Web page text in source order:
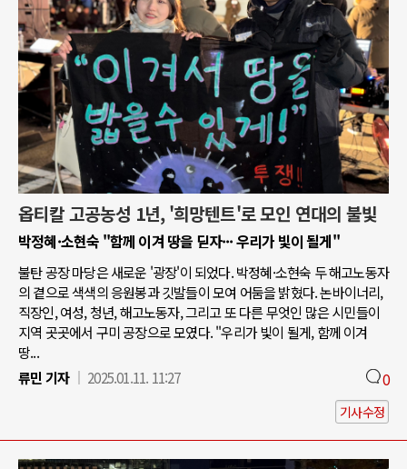
옵티칼 고공농성 1년, '희망텐트'로 모인 연대의 불빛
박정혜·소현숙 "함께 이겨 땅을 딛자··· 우리가 빛이 될게"
불탄 공장 마당은 새로운 '광장'이 되었다. 박정혜·소현숙 두 해고노동자
의 곁으로 색색의 응원봉과 깃발들이 모여 어둠을 밝혔다. 논바이너리,
직장인, 여성, 청년, 해고노동자, 그리고 또 다른 무엇인 많은 시민들이
지역 곳곳에서 구미 공장으로 모였다. "우리가 빛이 될게, 함께 이겨
땅...
류민 기자
2025.01.11. 11:27 0
기사수정